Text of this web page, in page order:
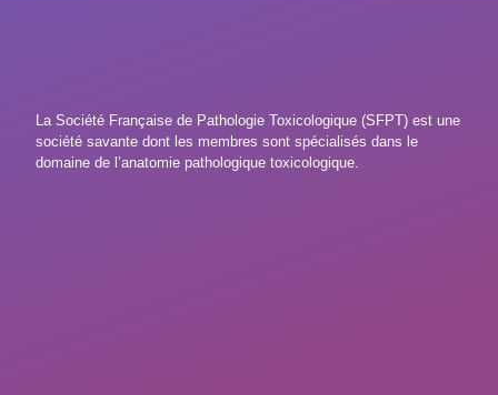
La Société Française de Pathologie Toxicologique (SFPT) est une
société savante dont les membres sont spécialisés dans le
domaine de l’anatomie pathologique toxicologique.